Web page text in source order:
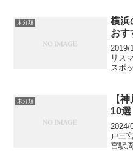
擁す
など
未分類
横浜
おす
2019/
リス
スポ
ミネ
所な
未分類
【
10選
2024/
戸三
宮駅